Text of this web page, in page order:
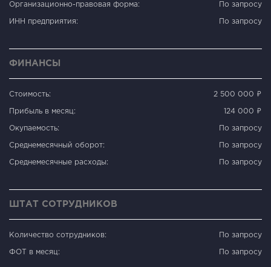
Организационно-правовая форма: По запросу
ИНН предприятия: По запросу
ФИНАНСЫ
Стоимость: 2 500 000 ₽
Прибыль в месяц: 124 000 ₽
Окупаемость: По запросу
Среднемесячный оборот: По запросу
Среднемесячные расходы: По запросу
ШТАТ СОТРУДНИКОВ
Количество сотрудников: По запросу
ФОТ в месяц: По запросу